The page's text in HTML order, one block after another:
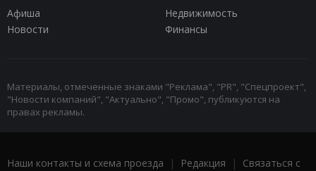
Афиша
Недвижимость
Новости
Финансы
Материалы, отмеченные знаками "Реклама", "PR", "Спецпроект",
"Новости компаний", "Актуально", "Промо", публикуются на
правах рекламы.
Наши контакты и схема проезда | Редакция | Связаться с